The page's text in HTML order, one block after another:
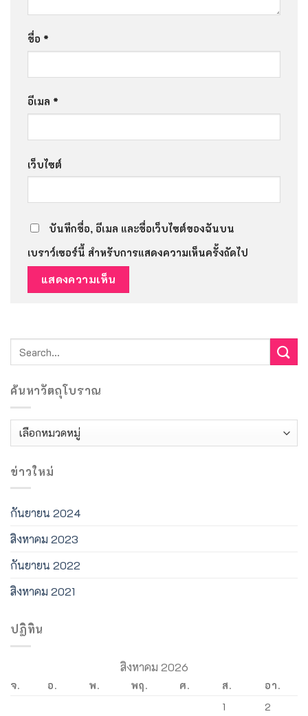
ชื่อ *
อีเมล *
เว็บไซต์
บันทึกชื่อ, อีเมล และชื่อเว็บไซต์ของฉันบน
เบราว์เซอร์นี้ สำหรับการแสดงความเห็นครั้งถัดไป
ค้นหาวัตถุโบราณ
ค้นหา
ข่าวใหม่
กันยายน 2024
สิงหาคม 2023
กันยายน 2022
สิงหาคม 2021
ปฏิทิน
สิงหาคม 2026
จ. อ. พ. พฤ. ศ. ส.
อา.
1
2